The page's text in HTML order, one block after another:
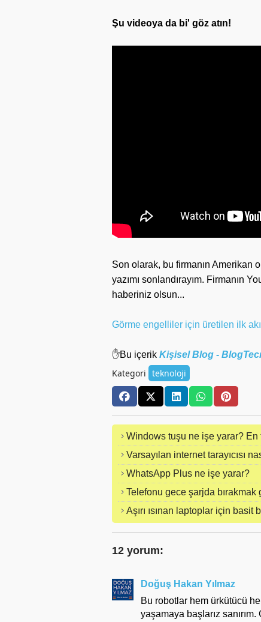
Şu videoya da bi' göz atın!
Son olarak, bu firmanın Amerikan
yazımı sonlandırayım. Firmanın
haberiniz olsun...
Görme engelliler için üretilen ilk
✋Bu içerik Kişisel Blog -
Kategori teknoloji
Windows tuşu ne işe yarar? En
Varsayılan internet tarayıcısı
WhatsApp Plus ne işe yarar?
Telefonu gece şarjda bırakmak
Aşırı ısınan laptoplar için basit
12 yorum:
Doğuş Hakan Yılmaz
Bu robotlar hem ürkütücü
yaşamaya başlarız